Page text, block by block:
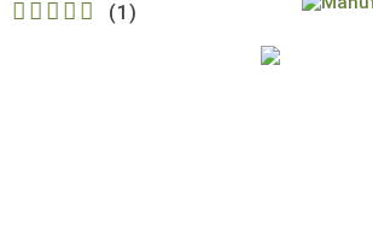
(1 )